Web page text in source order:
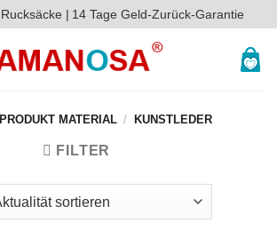
Rucksäcke | 14 Tage Geld-Zurück-Garantie
PRODUKT MATERIAL / KUNSTLEDER
FILTER